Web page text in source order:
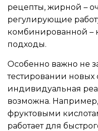
рецепты, жирной –
регулирующие
комбинированной –
подходы.
Особенно важно не
тестировании новых
индивидуальная
возможна.
фруктовыми
работает для